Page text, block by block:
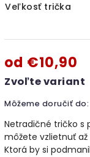
Veľkosť trička
od €10,90
Zvoľte variant
Môžeme doručiť do:
Netradičné tričko s
môžete vzlietnuť
Ktorá by si